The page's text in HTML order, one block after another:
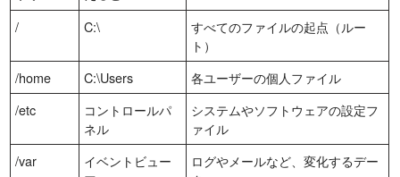
/ C:\
すべてのファイルの起点（ルー
ト）
/home
C:\Users
各ユーザーの個人ファイル
/etc
コントロールパ
ネル
システムやソフトウェアの設定フ
ァイル
/var
イベントビュー
ログやメールなど、変化するデー